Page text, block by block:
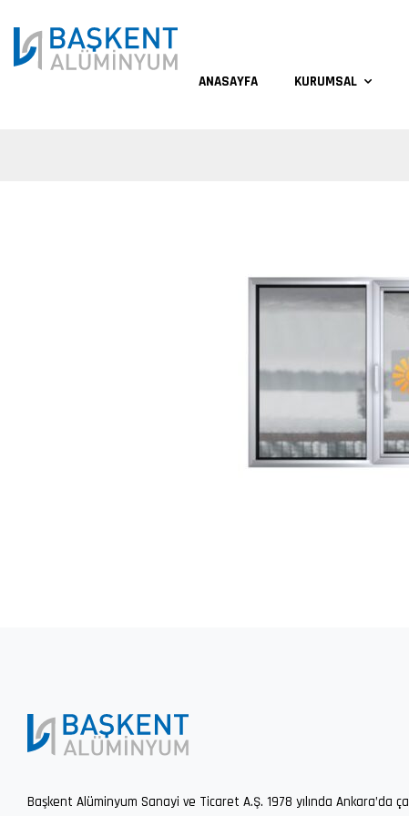
ANASAYFA KURUMSAL
Başkent Alüminyum Sanayi ve Ticaret A.Ş. 1978 yılında Ankara’da